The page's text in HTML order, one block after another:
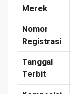
Merek
Nomor
Registrasi
Tanggal
Terbit